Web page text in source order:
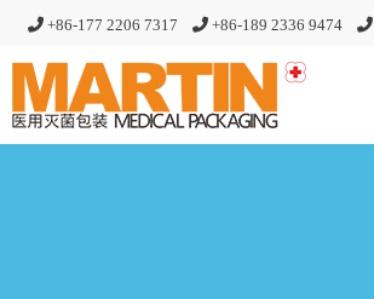
+86-177 2206 7317 +86-189 2336 9474